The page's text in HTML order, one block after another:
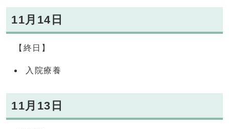
11月14日
【終日】
入院療養
11月13日